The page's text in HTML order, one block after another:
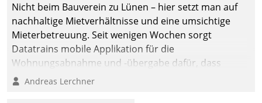
Nicht beim Bauverein zu Lünen – hier setzt man auf
nachhaltige Mietverhältnisse und eine umsichtige
Mieterbetreuung. Seit wenigen Wochen sorgt
Datatrains mobile Applikation für die
Wohnungsabnahme und -übergabe dafür, dass
Mieter wohlgeordnet kommen und, so es sein muss,
Andreas Lerchner